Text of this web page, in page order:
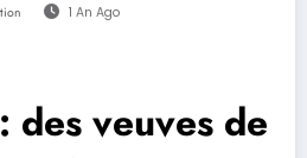
1 An Ago
des veuves de